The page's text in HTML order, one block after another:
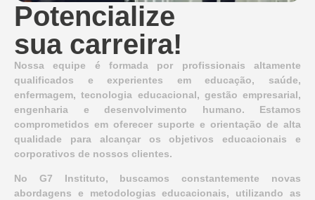
Potencialize
sua carreira!
Nossa equipe é formada por profissionais altamente
qualificados e experientes em educação, saúde,
enfermagem, tecnologia educacional, gestão empresarial,
engenharia e desenvolvimento humano. Estamos
comprometidos em oferecer suporte e orientação de alta
qualidade para alcançar os objetivos educacionais e
corporativos de nossos clientes.
No G7 Instituto, buscamos constantemente novas
abordagens e metodologias educacionais, utilizando as